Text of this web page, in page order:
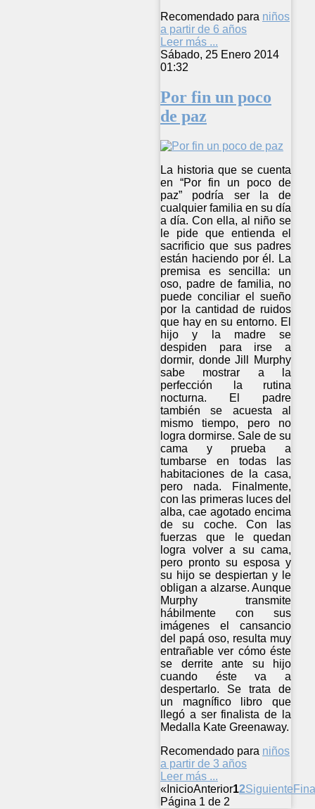
Recomendado para niños
a partir de 6 años
Leer más ...
Sábado, 25 Enero 2014
01:32
Por fin un poco
de paz
La historia que se cuenta
en “Por fin un poco de
paz” podría ser la de
cualquier familia en su día
a día. Con ella, al niño se
le pide que entienda el
sacrificio que sus padres
están haciendo por él. La
premisa es sencilla: un
oso, padre de familia, no
puede conciliar el sueño
por la cantidad de ruidos
que hay en su entorno. El
hijo y la madre se
despiden para irse a
dormir, donde Jill Murphy
sabe mostrar a la
perfección la rutina
nocturna. El padre
también se acuesta al
mismo tiempo, pero no
logra dormirse. Sale de su
cama y prueba a
tumbarse en todas las
habitaciones de la casa,
pero nada. Finalmente,
con las primeras luces del
alba, cae agotado encima
de su coche. Con las
fuerzas que le quedan
logra volver a su cama,
pero pronto su esposa y
su hijo se despiertan y le
obligan a alzarse. Aunque
Murphy transmite
hábilmente con sus
imágenes el cansancio
del papá oso, resulta muy
entrañable ver cómo éste
se derrite ante su hijo
cuando éste va a
despertarlo. Se trata de
un magnífico libro que
llegó a ser finalista de la
Medalla Kate Greenaway.
Recomendado para niños
a partir de 3 años
Leer más ...
« InicioAnterior12Siguiente
Página 1 de 2